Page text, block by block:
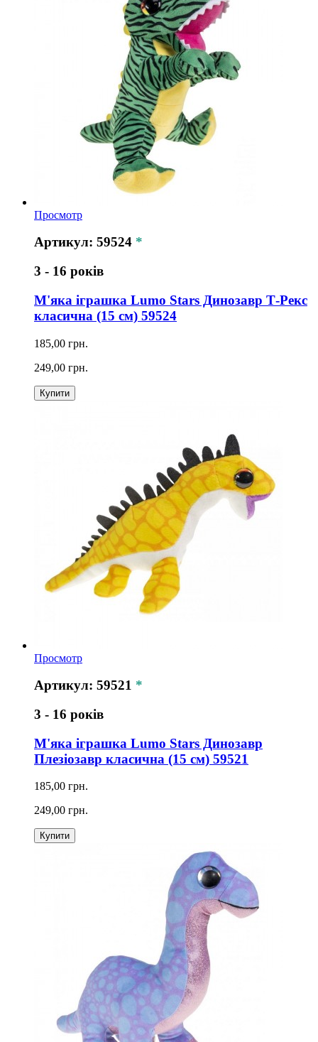
Просмотр
Артикул: 59524 *
3 - 16 років
М'яка іграшка Lumo Stars Динозавр Т-Рекс
класична (15 см) 59524
185,00 грн.
249,00 грн.
Купити
Просмотр
Артикул: 59521 *
3 - 16 років
М'яка іграшка Lumo Stars Динозавр
Плезіозавр класична (15 см) 59521
185,00 грн.
249,00 грн.
Купити